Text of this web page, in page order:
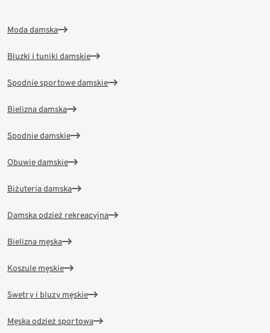
Moda damska
Bluzki i tuniki damskie
Spodnie sportowe damskie
Bielizna damska
Spodnie damskie
Obuwie damskie
Biżuteria damska
Damska odzież rekreacyjna
Bielizna męska
Koszule męskie
Swetry i bluzy męskie
Męska odzież sportowa